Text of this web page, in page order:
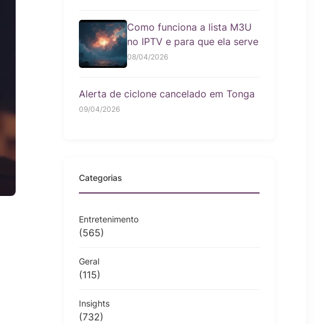
Como funciona a lista M3U
no IPTV e para que ela serve
08/04/2026
Alerta de ciclone cancelado em Tonga
09/04/2026
Categorias
Entretenimento
(565)
Geral
(115)
Insights
(732)